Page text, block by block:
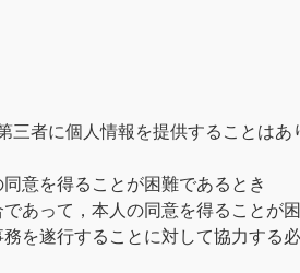
者に個人情報を提供することはあ
意を得ることが困難であるとき
あって，本人の同意を得ることが
を遂行することに対して協力する